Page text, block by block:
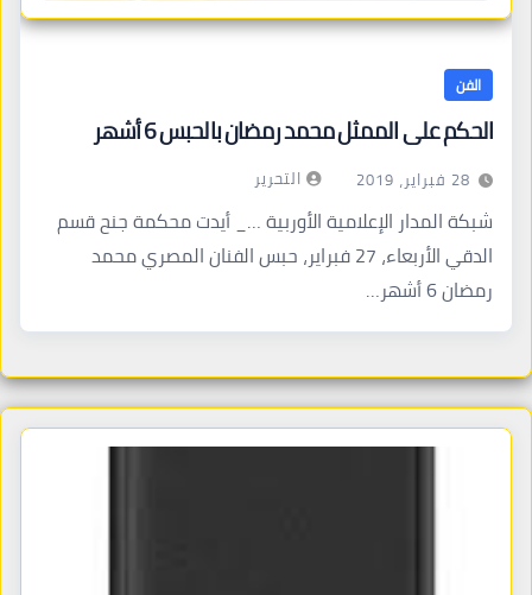
الفن
الحكم على الممثل محمد رمضان بالحبس 6 أشهر
28 فبراير، 2019 التحرير
شبكة المدار الإعلامية الأوربية …_ أيدت محكمة جنح قسم
الدقي الأربعاء، 27 فبراير، حبس الفنان المصري محمد
رمضان 6 أشهر…